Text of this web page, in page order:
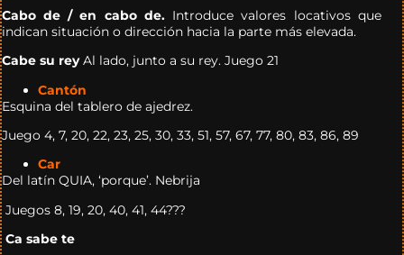
Cabo de / en cabo de. Introduce valores locativos que
indican situación o dirección hacia la parte más elevada.
Cabe su reyAl lado, junto a su rey. Juego 21
Cantón
Esquina del tablero de ajedrez.
Juego 4, 7, 20, 22, 23, 25, 30, 33, 51, 57, 67, 77, 80, 83, 86, 89
Car
Del latín QUIA, ‘porque’. Nebrija
Juegos 8, 19, 20, 40, 41, 44???
Ca sabe te